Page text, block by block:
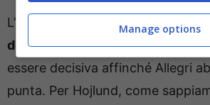
L’affare si sta scaldando, ma
del calciatore: la prossima
essere decisiva affinché Allegri
punta. Per Hojlund, come
Manage options